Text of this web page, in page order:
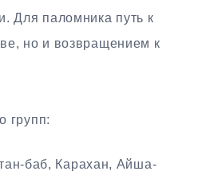
Для паломника путь к
но и возвращением к
групп:
баб, Карахан, Айша-